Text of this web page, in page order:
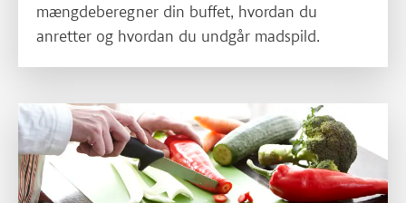
mængdeberegner din buffet, hvordan du
anretter og hvordan du undgår madspild.
Læs mere om Basis køkkenguide til nybegyndere